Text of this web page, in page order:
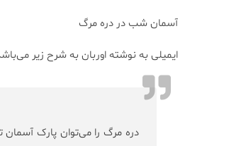
آسمان شب در دره مرگ
ایمیلی به نوشته اوربان به شرح زیر
دره مرگ را می‌توان پارک آسمان